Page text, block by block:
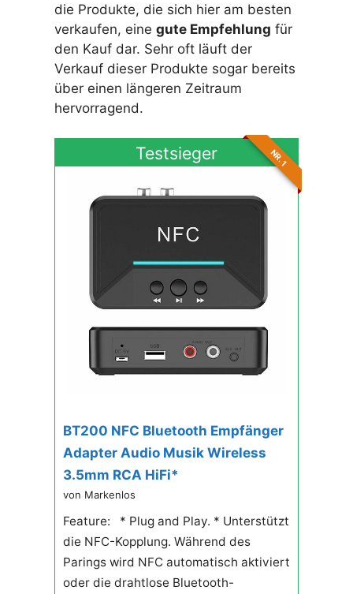
die Produkte, die sich hier am besten
verkaufen, eine gute Empfehlung für
den Kauf dar. Sehr oft läuft der
Verkauf dieser Produkte sogar bereits
über einen längeren Zeitraum
hervorragend.
Testsieger NR. 1
BT200 NFC Bluetooth Empfänger
Adapter Audio Musik Wireless
3.5mm RCA HiFi*
von Markenlos
Feature: * Plug and Play. * Unterstützt
die NFC-Kopplung. Während des
Parings wird NFC automatisch aktiviert
oder die drahtlose Bluetooth-